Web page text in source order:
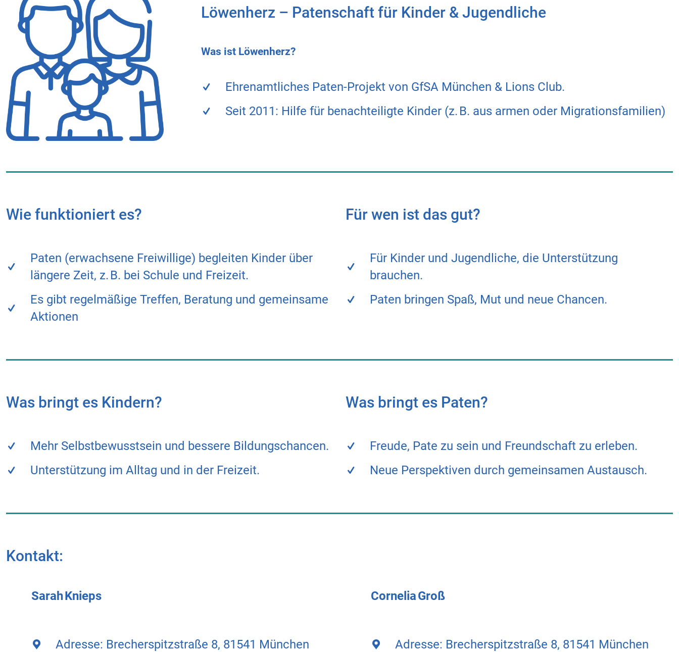
Löwenherz – Patenschaft für Kinder & Jugendliche
Was ist Löwenherz?
Ehrenamtliches Paten-Projekt von GfSA München & Lions Club.
Seit 2011: Hilfe für benachteiligte Kinder (z. B. aus armen oder Migrationsfamilien)
Wie funktioniert es?
Paten (erwachsene Freiwillige) begleiten Kinder über
längere Zeit, z. B. bei Schule und Freizeit.
Es gibt regelmäßige Treffen, Beratung und gemeinsame
Aktionen
Für wen ist das gut?
Für Kinder und Jugendliche, die Unterstützung
brauchen.
Paten bringen Spaß, Mut und neue Chancen.
Was bringt es Kindern?
Mehr Selbstbewusstsein und bessere Bildungschancen.
Unterstützung im Alltag und in der Freizeit.
Was bringt es Paten?
Freude, Pate zu sein und Freundschaft zu erleben.
Neue Perspektiven durch gemeinsamen Austausch.
Kontakt:
Sarah Knieps
Adresse: Brecherspitzstraße 8, 81541 München
Cornelia Groß
Adresse: Brecherspitzstraße 8, 81541 München